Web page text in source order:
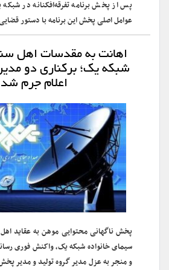
پس از پخش برنامه تفرقه‌افکنانه در
عوامل اصلی پخش این برنامه با دستور
اهانت به مقدسات اهل
اعلام جرم شد
پخش ناگهانی محتوایی موهن به عقاید
سیمای خانواده شبکه یک، واکنش فوری